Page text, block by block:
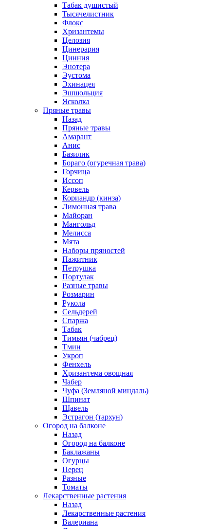
Табак душистый
Тысячелистник
Флокс
Хризантемы
Целозия
Цинерария
Цинния
Энотера
Эустома
Эхинацея
Эшшольция
Ясколка
Пряные травы
Назад
Пряные травы
Амарант
Анис
Базилик
Бораго (огуречная трава)
Горчица
Иссоп
Кервель
Кориандр (кинза)
Лимонная трава
Майоран
Мангольд
Мелисса
Мята
Наборы пряностей
Пажитник
Петрушка
Портулак
Разные травы
Розмарин
Рукола
Сельдерей
Спаржа
Табак
Тимьян (чабрец)
Тмин
Укроп
Фенхель
Хризантема овощная
Чабер
Чуфа (Земляной миндаль)
Шпинат
Щавель
Эстрагон (тархун)
Огород на балконе
Назад
Огород на балконе
Баклажаны
Огурцы
Перец
Разные
Томаты
Лекарственные растения
Назад
Лекарственные растения
Валериана